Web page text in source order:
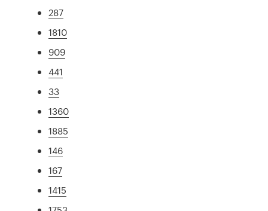
287
1810
909
441
33
1360
1885
146
167
1415